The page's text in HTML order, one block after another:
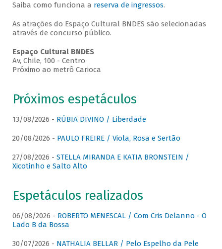
Saiba como funciona a reserva de ingressos.
As atrações do Espaço Cultural BNDES são selecionadas
através de concurso público.
Espaço Cultural BNDES
Av, Chile, 100 - Centro
Próximo ao metrô Carioca
Próximos espetáculos
13/08/2026 - RÚBIA DIVINO / Liberdade
20/08/2026 - PAULO FREIRE / Viola, Rosa e Sertão
27/08/2026 - STELLA MIRANDA E KATIA BRONSTEIN /
Xicotinho e Salto Alto
Espetáculos realizados
06/08/2026 - ROBERTO MENESCAL / Com Cris Delanno - O
Lado B da Bossa
30/07/2026 - NATHALIA BELLAR / Pelo Espelho da Pele